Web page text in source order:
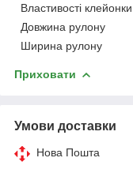
Властивості клейонки
Довжина рулону
Ширина рулону
Приховати
Умови доставки
Нова Пошта